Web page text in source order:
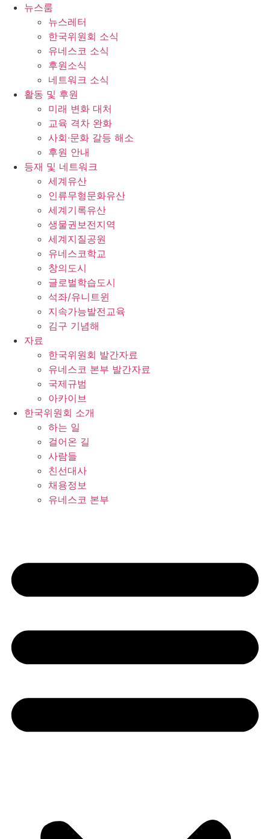
뉴스룸
뉴스레터
한국위원회 소식
유네스코 소식
후원소식
네트워크 소식
활동 및 후원
미래 변화 대처
교육 격차 완화
사회∙문화 갈등 해소
후원 안내
등재 및 네트워크
세계유산
인류무형문화유산
세계기록유산
생물권보전지역
세계지질공원
유네스코학교
창의도시
글로벌학습도시
석좌/유니트윈
지속가능발전교육
김구 기념해
자료
한국위원회 발간자료
유네스코 본부 발간자료
국제규범
아카이브
한국위원회 소개
하는 일
걸어온 길
사람들
친선대사
채용정보
유네스코 본부